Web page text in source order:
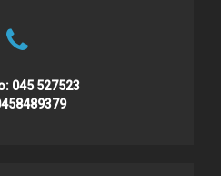
045 527523